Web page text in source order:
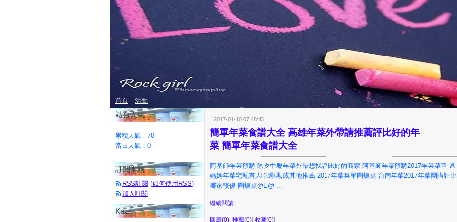
首頁 活動
2017-01-10 07:48:43
簡單年菜食譜大全 高雄年菜外帶請推薦評比好的年
菜 簡單年菜食譜大全
阿基師年菜預購 除夕中壢年菜外帶想找評比好的商家 阿基師年菜預購2017年菜菜單 甚
媽媽年菜宅配有人吃過嗎,或其他推薦 2017年菜菜單圍爐桌 台南年菜2017年菜團購評比
哪家較優 圍爐桌@E@ ...
繼續閱讀...
回應(0) 推薦(0) 收藏(0)
站台人氣
累積人氣： 70
當日人氣： 0
訂閱本站
RSS訂閱 (如何使用RSS)
加入訂閱
Kaza